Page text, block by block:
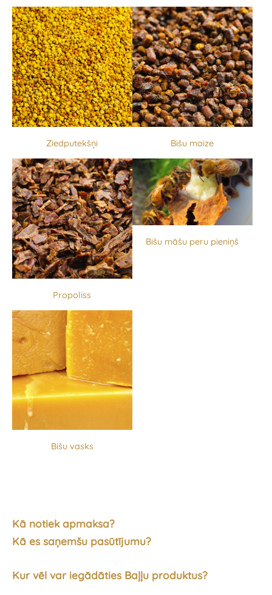
Kā notiek apmaksa?
Kā es saņemšu pasūtījumu?
Kur vēl var iegādāties Baļļu produktus?
Ziedputekšņi Bišu maize
Propoliss
Bišu māšu peru pieniņš
Bišu vasks